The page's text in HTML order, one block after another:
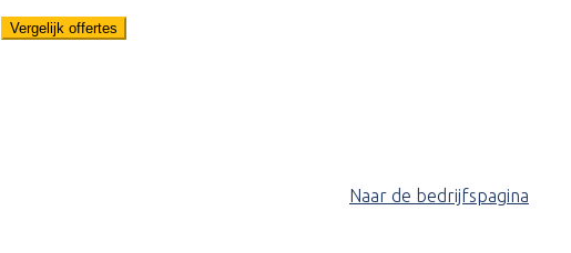
Vergelijk offertes
Naar de bedrijfspagina